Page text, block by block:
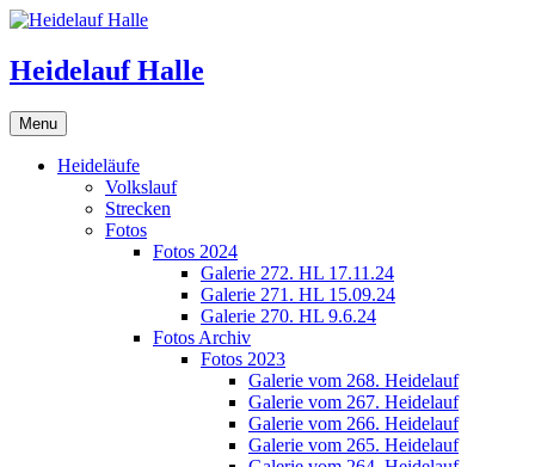
Skip
content
Heidelauf Halle
Menu
Heideläufe
Volkslauf
Strecken
Fotos
Fotos 2024
Galerie 272. HL 17.11.24
Galerie 271. HL 15.09.24
Galerie 270. HL 9.6.24
Fotos Archiv
Fotos 2023
Galerie vom 268. Heidelauf
Galerie vom 267. Heidelauf
Galerie vom 266. Heidelauf
Galerie vom 265. Heidelauf